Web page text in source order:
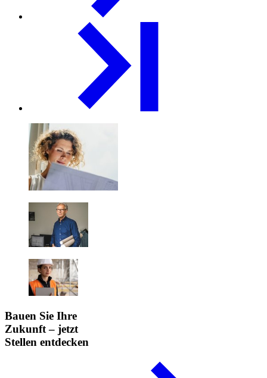
Bauen Sie Ihre
Zukunft – jetzt
Stellen entdecken